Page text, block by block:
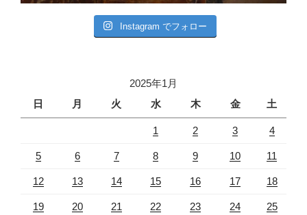
Instagram でフォロー
2025年1月
日
月 火 水 木 金 土
1 2 3 4
5 6 7 8 9 10 11
12 13 14 15 16 17 18
19 20 21 22 23 24 25